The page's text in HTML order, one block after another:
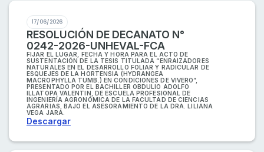
17/06/2026
RESOLUCIÓN DE DECANATO N°
0242-2026-UNHEVAL-FCA
FIJAR EL LUGAR, FECHA Y HORA PARA EL ACTO DE
SUSTENTACIÓN DE LA TESIS TITULADA “ENRAIZADORES
NATURALES EN EL DESARROLLO FOLIAR Y RADICULAR DE
ESQUEJES DE LA HORTENSIA (HYDRANGEA
MACROPHYLLA TUMB.) EN CONDICIONES DE VIVERO”,
PRESENTADO POR EL BACHILLER OBDULIO ADOLFO
ILLATOPA VALENTIN, DE ESCUELA PROFESIONAL DE
INGENIERÍA AGRONÓMICA DE LA FACULTAD DE CIENCIAS
AGRARIAS, BAJO EL ASESORAMIENTO DE LA DRA. LILIANA
VEGA JARA.
Descargar